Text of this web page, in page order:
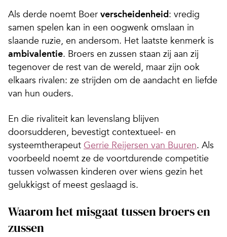
Als derde noemt Boer verscheidenheid: vredig
samen spelen kan in een oogwenk omslaan in
slaande ruzie, en andersom. Het laatste kenmerk is
ambivalentie. Broers en zussen staan zij aan zij
tegenover de rest van de wereld, maar zijn ook
elkaars rivalen: ze strijden om de aandacht en liefde
van hun ouders.
En die rivaliteit kan levenslang blijven
doorsudderen, bevestigt contextueel- en
systeemtherapeut Gerrie Reijersen van Buuren. Als
voorbeeld noemt ze de voortdurende competitie
tussen volwassen kinderen over wiens gezin het
gelukkigst of meest geslaagd is.
Waarom het misgaat tussen broers en
zussen